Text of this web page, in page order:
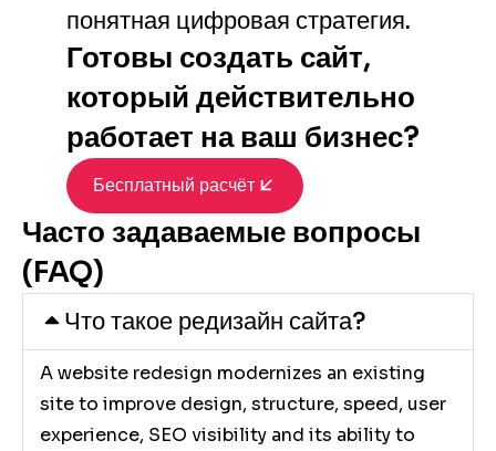
понятная цифровая стратегия.
Готовы создать сайт,
который действительно
работает на ваш бизнес?
Бесплатный расчёт
Часто задаваемые вопросы
(FAQ)
Что такое редизайн сайта?
A website redesign modernizes an existing
site to improve design, structure, speed, user
experience, SEO visibility and its ability to